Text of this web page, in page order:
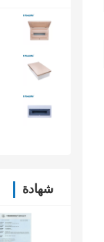
شهادة